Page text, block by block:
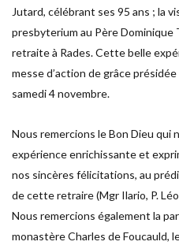
Jutard, célébrant ses 95 ans ; la
presbyterium au Père Dominique
retraite à Rades. Cette belle
messe d’action de grâce
samedi 4 novembre.
Nous remercions le Bon Dieu qui
expérience enrichissante et
nos sincères félicitations, au
de cette retraire (Mgr Ilario, P.
Nous remercions également la
monastère Charles de Foucauld,